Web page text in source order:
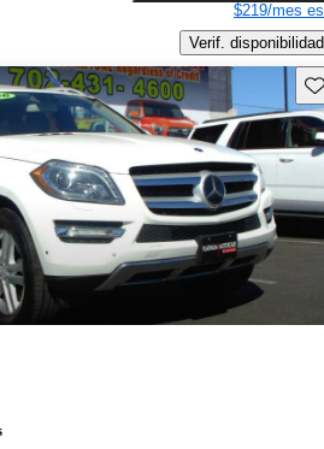
$219/mes
Verif. disponibilidad